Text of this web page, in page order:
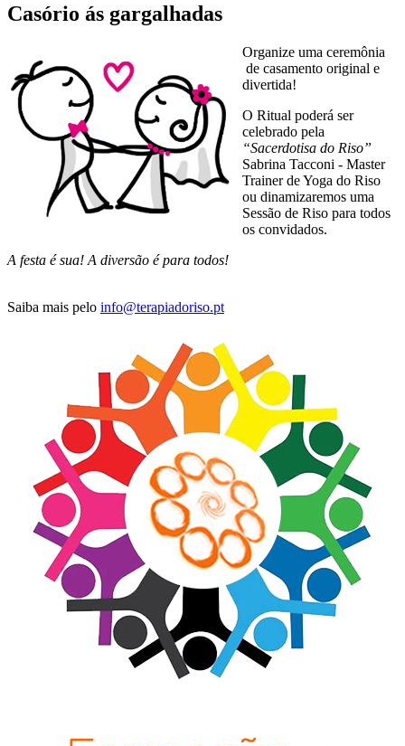
Casório ás gargalhadas
Organize uma ceremônia
de casamento original e
divertida!
O Ritual poderá ser
celebrado pela
“Sacerdotisa do Riso”
Sabrina Tacconi - Master
Trainer de Yoga do Riso
ou dinamizaremos uma
Sessão de Riso para todos
os convidados.
A festa é sua! A diversão é para todos!
Saiba mais pelo info@terapiadoriso.pt